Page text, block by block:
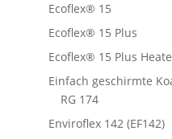
Ecoflex® 15
Ecoflex® 15 Plus
Ecoflex® 15 Plus
Einfach geschirmte
RG 174
Enviroflex 142 (EF142)